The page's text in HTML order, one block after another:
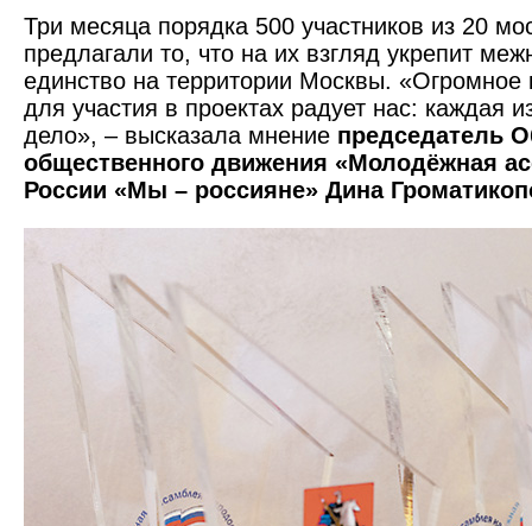
Три месяца порядка 500 участ­ников из 20
предлагали то, что на их взгляд укрепит
единство на территории Москвы. «Огромное
для участия в проектах радует нас: каждая
дело», – высказала мнение председатель
общественного движения «Молодёжная
России «Мы – россияне» Дина